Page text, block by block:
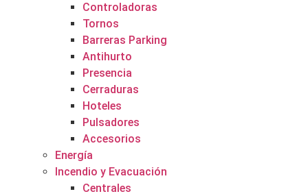
Controladoras
Tornos
Barreras Parking
Antihurto
Presencia
Cerraduras
Hoteles
Pulsadores
Accesorios
Energía
Incendio y Evacuación
Centrales